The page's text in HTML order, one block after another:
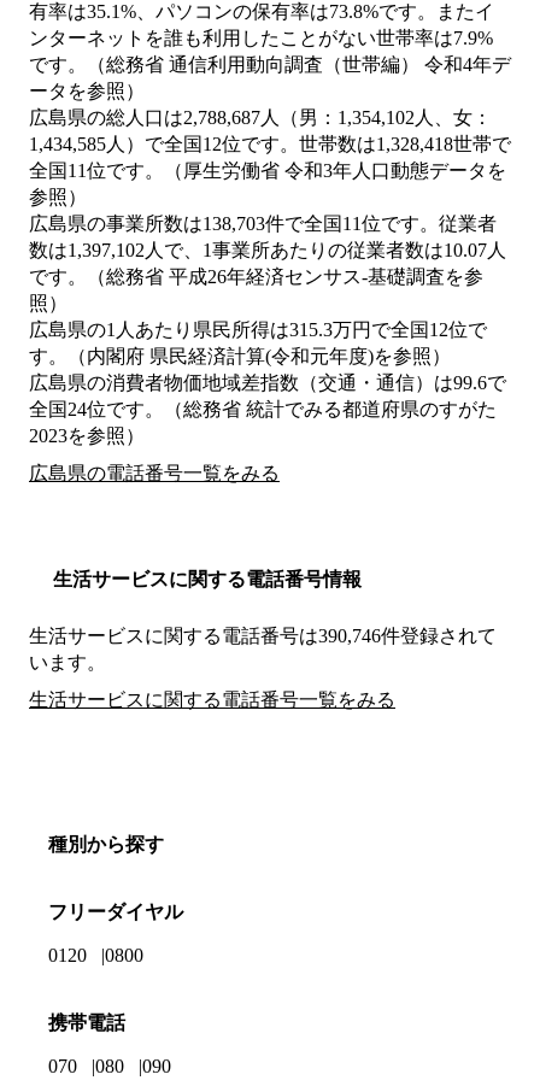
有率は35.1%、パソコンの保有率は73.8%です。またイ
ンターネットを誰も利用したことがない世帯率は7.9%
です。（総務省 通信利用動向調査（世帯編） 令和4年デ
ータを参照）
広島県の総人口は2,788,687人（男：1,354,102人、女：
1,434,585人）で全国12位です。世帯数は1,328,418世帯で
全国11位です。（厚生労働省 令和3年人口動態データを
参照）
広島県の事業所数は138,703件で全国11位です。従業者
数は1,397,102人で、1事業所あたりの従業者数は10.07人
です。（総務省 平成26年経済センサス‐基礎調査を参
照）
広島県の1人あたり県民所得は315.3万円で全国12位で
す。（内閣府 県民経済計算(令和元年度)を参照）
広島県の消費者物価地域差指数（交通・通信）は99.6で
全国24位です。（総務省 統計でみる都道府県のすがた
2023を参照）
広島県の電話番号一覧をみる
生活サービスに関する電話番号情報
生活サービスに関する電話番号は390,746件登録されて
います。
生活サービスに関する電話番号一覧をみる
種別から探す
フリーダイヤル
0120 0800
携帯電話
070 080 090